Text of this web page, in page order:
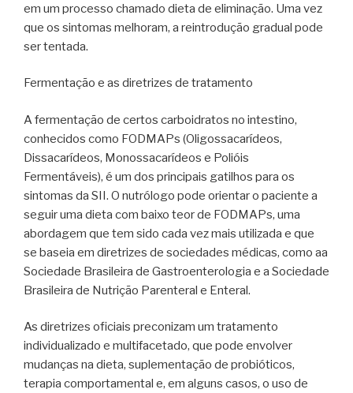
em um processo chamado dieta de eliminação. Uma vez
que os sintomas melhoram, a reintrodução gradual pode
ser tentada.
Fermentação e as diretrizes de tratamento
A fermentação de certos carboidratos no intestino,
conhecidos como FODMAPs (Oligossacarídeos,
Dissacarídeos, Monossacarídeos e Polióis
Fermentáveis), é um dos principais gatilhos para os
sintomas da SII. O nutrólogo pode orientar o paciente a
seguir uma dieta com baixo teor de FODMAPs, uma
abordagem que tem sido cada vez mais utilizada e que
se baseia em diretrizes de sociedades médicas, como aa
Sociedade Brasileira de Gastroenterologia e a Sociedade
Brasileira de Nutrição Parenteral e Enteral.
As diretrizes oficiais preconizam um tratamento
individualizado e multifacetado, que pode envolver
mudanças na dieta, suplementação de probióticos,
terapia comportamental e, em alguns casos, o uso de